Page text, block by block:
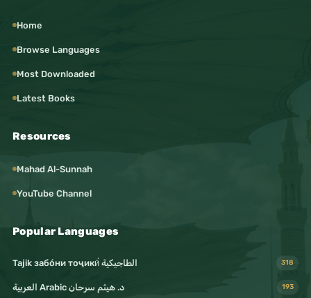
Home
Browse Languages
Most Downloaded
Latest Books
Resources
Mahad Al-Sunnah
YouTube Channel
Popular Languages
Tajik забо́ни тоҷикӣ́ الطاجيكية 318
د. هيثم سرحان Arabic العربية 193